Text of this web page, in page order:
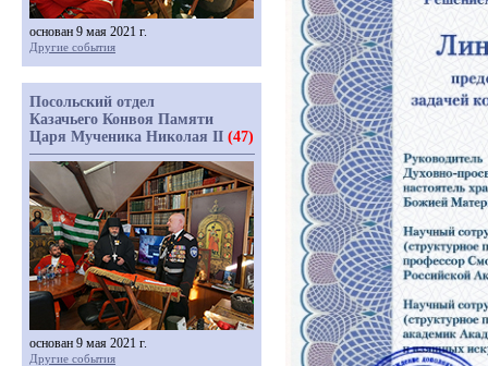
основан 9 мая 2021 г.
Другие события
Посольский отдел
Казачьего Конвоя Памяти
Царя Мученика Николая II (47)
основан 9 мая 2021 г.
Другие события